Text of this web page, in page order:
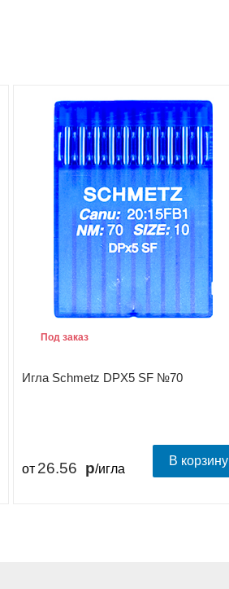
Игла Schmetz DPX5 SF №70
Под заказ
от 26.56 /игла
В корзину